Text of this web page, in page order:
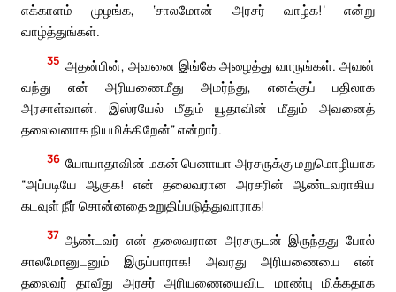
எக்காளம் முழங்க, ‘சாலமோன் அரசர் வாழ்க!’ என்று
வாழ்த்துங்கள்.
35 அதன்பின், அவனை இங்கே அழைத்து வாருங்கள். அவன்
வந்து என் அரியணைமீது அமர்ந்து, எனக்குப் பதிலாக
அரசாள்வான். இஸ்ரயேல் மீதும் யூதாவின் மீதும் அவனைத்
தலைவனாக நியமிக்கிறேன்” என்றார்.
36 யோயாதாவின் மகன் பெனாயா அரசருக்கு மறுமொழியாக
“அப்படியே ஆகுக! என் தலைவரான அரசரின் ஆண்டவராகிய
கடவுள் நீர் சொன்னதை உறுதிப்படுத்துவாராக!
37 ஆண்டவர் என் தலைவரான அரசருடன் இருந்தது போல்
சாலமோனுடனும் இருப்பாராக! அவரது அரியணையை என்
தலைவர் தாவீது அரசர் அரியணையைவிட மாண்பு மிக்கதாக